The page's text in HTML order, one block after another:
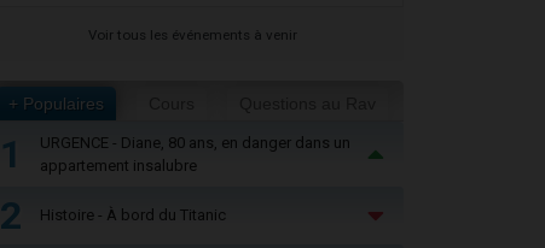
Voir tous les événements à venir
+ Populaires
1
URGENCE - Diane, 80 ans, en danger dans un
appartement insalubre
2 Histoire - À bord du Titanic